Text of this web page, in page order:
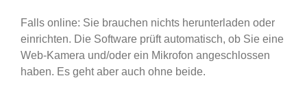
Falls online: Sie brauchen nichts herunterladen oder
einrichten. Die Software prüft automatisch, ob Sie eine
Web-Kamera und/oder ein Mikrofon angeschlossen
haben. Es geht aber auch ohne beide.